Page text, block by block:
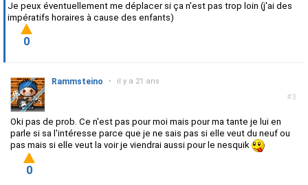
Je peux éventuellement me déplacer si ça n'est pas trop loin (j'ai des
impératifs horaires à cause des enfants)
0
#3
Rammsteino • il y a 21 ans
Oki pas de prob. Ce n'est pas pour moi mais pour ma tante je lui en
parle si sa l'intéresse parce que je ne sais pas si elle veut du neuf ou
pas mais si elle veut la voir je viendrai aussi pour le nesquik
0